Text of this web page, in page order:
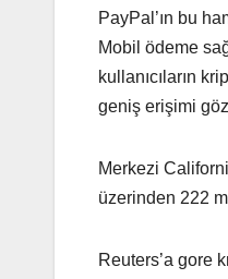
PayPal’ın bu
Mobil ödeme
kullanıcıların
geniş erişimi
Merkezi
üzerinden 222
Reuters’a gore